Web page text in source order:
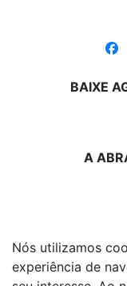
BAIXE
A
Nós utilizamos
experiência de